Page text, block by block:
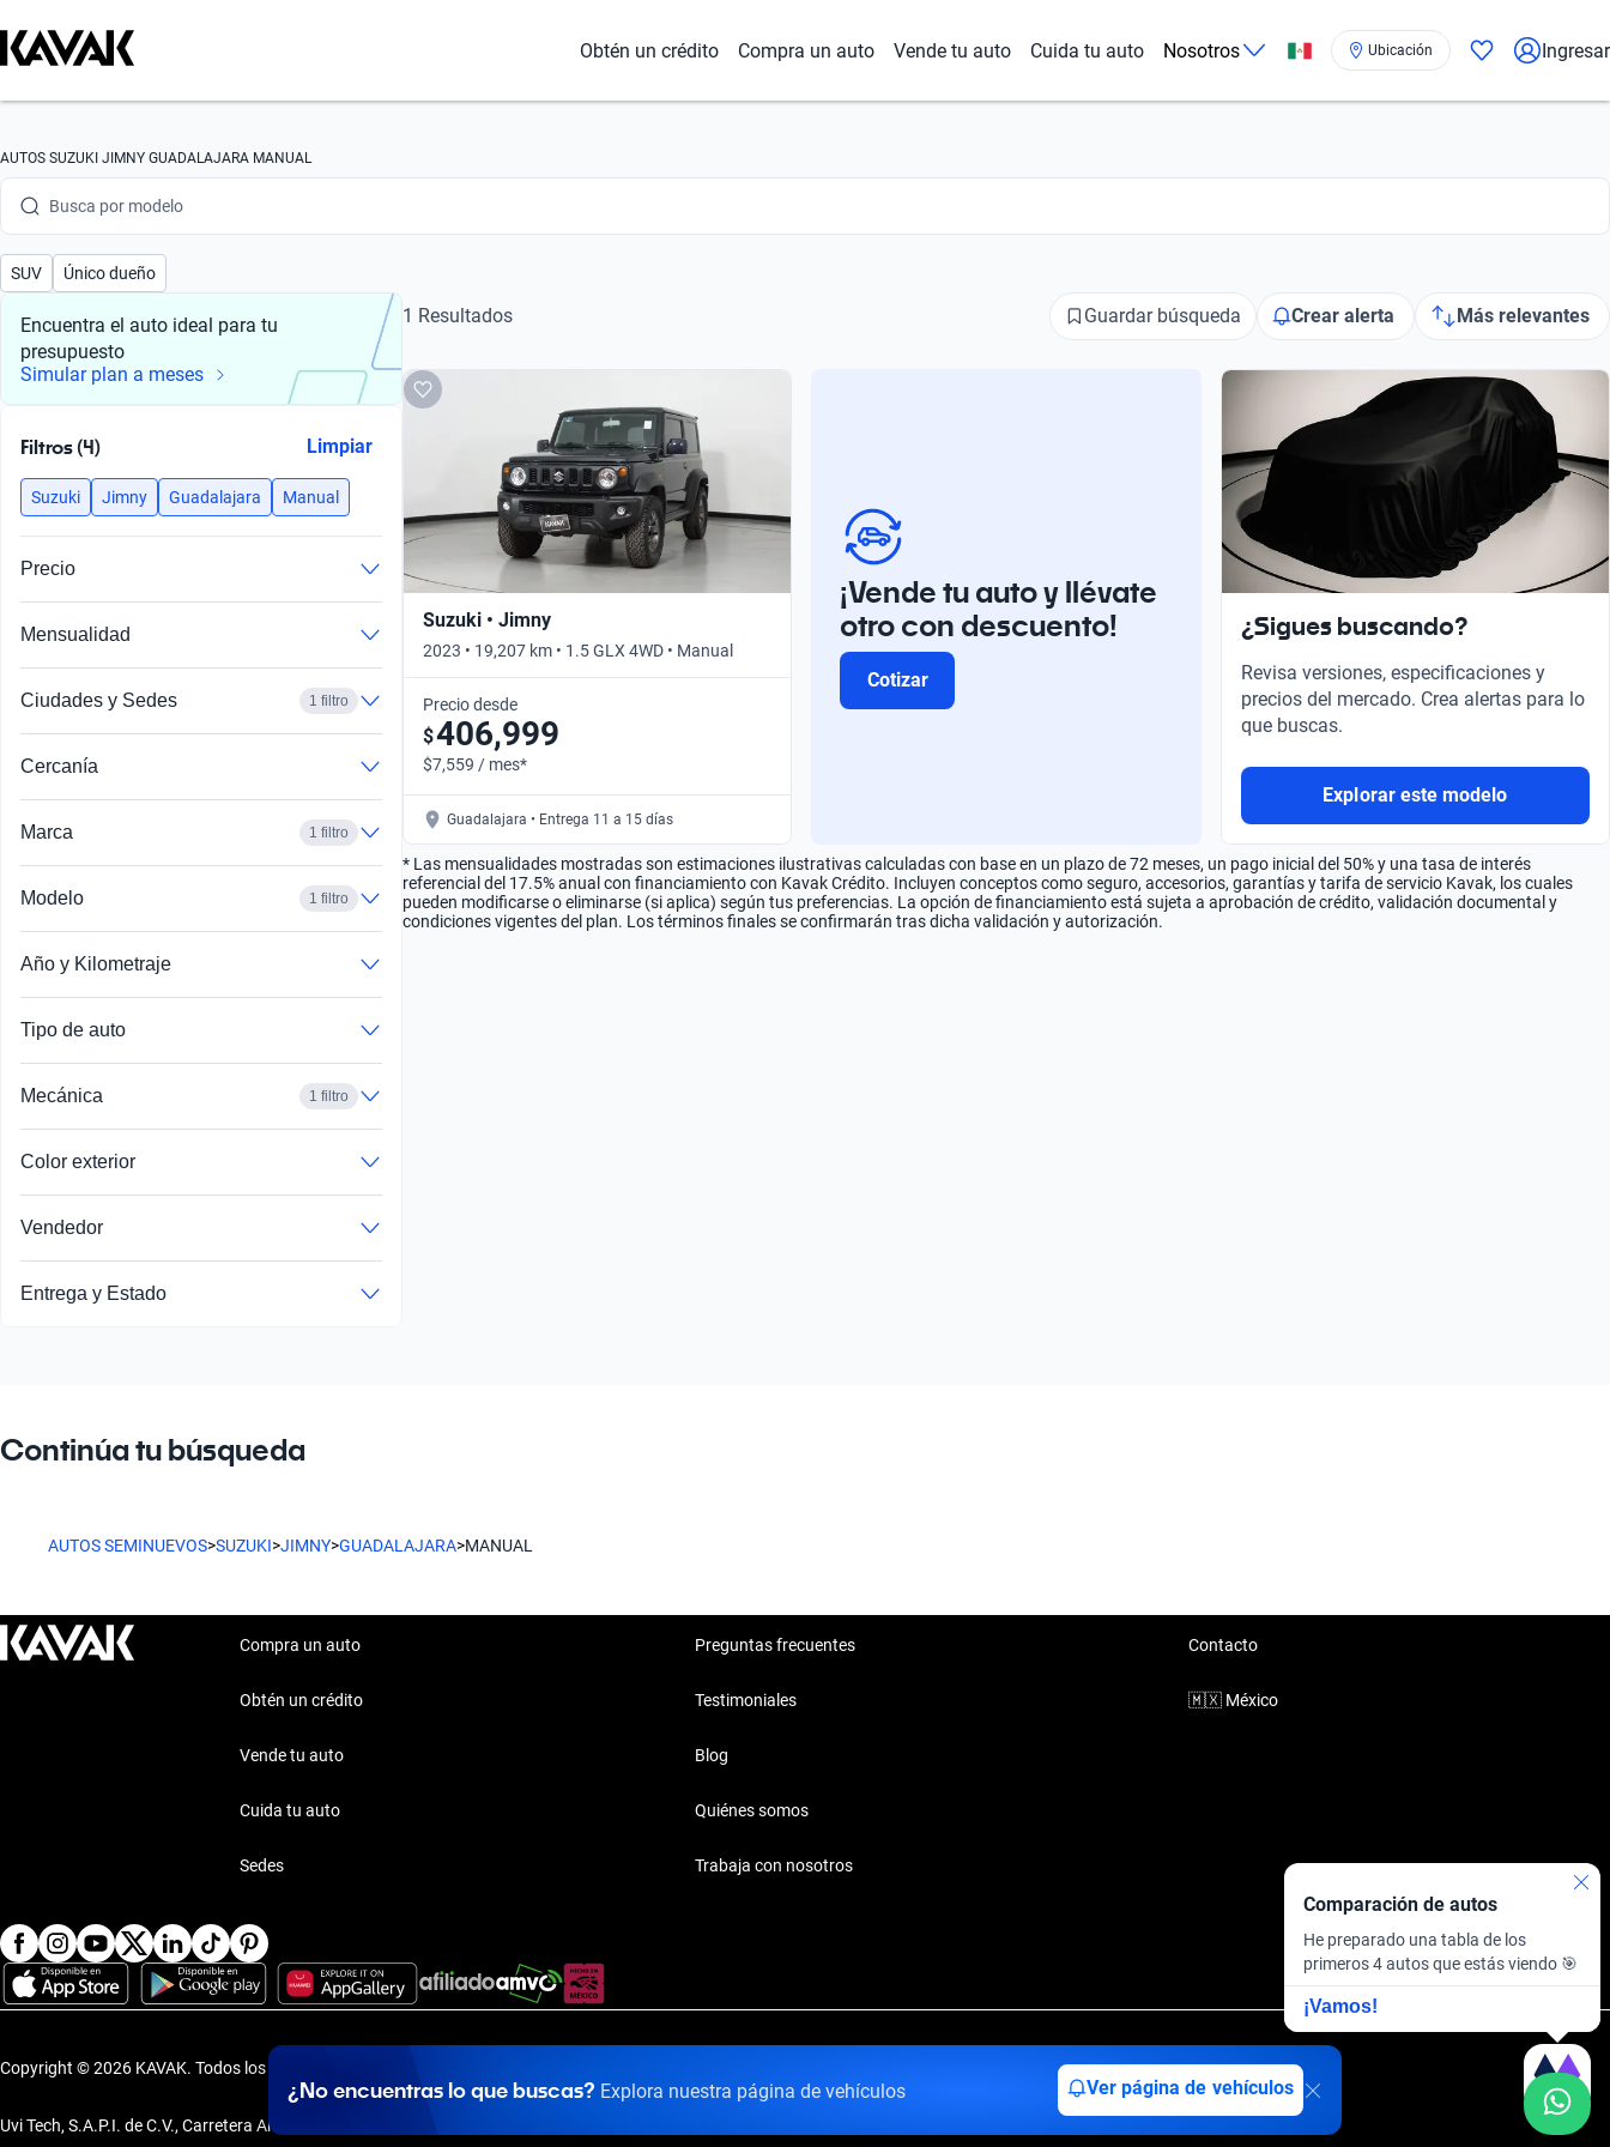
Obtén un crédito Compra un auto Vende tu auto Cuida tu auto Nosotros Ubicación Ingresar
AUTOS SUZUKI JIMNY GUADALAJARA MANUAL
Busca por marca
Busca por modelo
Busca por versión
Busca por marca
Busca por año
SUV Único dueño
Encuentra el auto ideal para tu
presupuesto
Simular plan a meses
Filtros (4) Limpiar
Suzuki Jimny Guadalajara Manual
Precio
Mensualidad
Ciudades y Sedes 1 filtro
Cercanía
Marca 1 filtro
Modelo 1 filtro
Año y Kilometraje
Tipo de auto
Mecánica 1 filtro
Color exterior
Vendedor
Entrega y Estado
1 Resultados Guardar búsqueda Crear alerta Más relevantes
Suzuki • Jimny
2023 • 19,207 km • 1.5 GLX 4WD • Manual
Precio desde
$406,999
$7,559 / mes*
Guadalajara • Entrega 11 a 15 días
¡Vende tu auto y llévate
otro con descuento!
Cotizar
¿Sigues buscando?
Revisa versiones, especificaciones y
precios del mercado. Crea alertas para lo
que buscas.
Explorar este modelo
* Las mensualidades mostradas son estimaciones ilustrativas calculadas con base en un plazo de 72 meses, un pago inicial del 50% y una tasa de interés
referencial del 17.5% anual con financiamiento con Kavak Crédito. Incluyen conceptos como seguro, accesorios, garantías y tarifa de servicio Kavak, los cuales
pueden modificarse o eliminarse (si aplica) según tus preferencias. La opción de financiamiento está sujeta a aprobación de crédito, validación documental y
condiciones vigentes del plan. Los términos finales se confirmarán tras dicha validación y autorización.
¿No encuentras lo que buscas? Explora nuestra página de vehículos Ver página de vehículos
Continúa tu búsqueda
AUTOS SEMINUEVOS>SUZUKI>JIMNY>GUADALAJARA>MANUAL
Comparación de autos
He preparado una tabla de los
primeros 4 autos que estás viendo 🎯
¡Vamos!
Compra un auto
Obtén un crédito
Vende tu auto
Cuida tu auto
Sedes
Preguntas frecuentes
Testimoniales
Blog
Quiénes somos
Trabaja con nosotros
Contacto
🇲🇽 México
Copyright © 2026 KAVAK. Todos los derechos reservados. Transparencia Financiera · Sitemap
Uvi Tech, S.A.P.I. de C.V., Carretera Amomolulco - Capulhuac, No. 1 Col. El Panteón, Lerma de Villada, Estado de México, México, C.P. 52005